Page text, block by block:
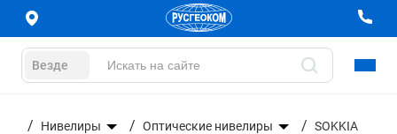
Везде
Нивелиры Оптические нивелиры SOKKIA